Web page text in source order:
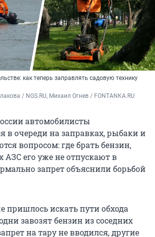
как теперь заправлять садовую технику
/ NGS.RU, Михаил Огнев / FONTANKA.RU
автомобилисты
в очереди на заправках, рыбаки и
вопросом: где брать бензин,
АЗС его уже не отпускают в
запрет объяснили борьбой
пришлось искать пути обхода
завозят бензин из соседних
на тару не вводился, другие